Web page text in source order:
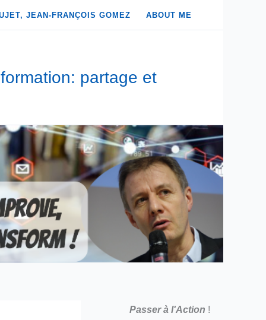
JEAN-FRANÇOIS GOMEZ ABOUT ME
partage et
Passer à l'Action !